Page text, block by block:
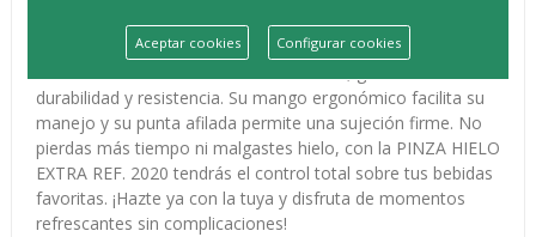
diseño elegante y funcional, esta pinza te permitirá añadir
hielo de forma precisa y segura a tus cócteles y refrescos.
durabilidad y resistencia. Su mango ergonómico facilita su
manejo y su punta afilada permite una sujeción firme. No
pierdas más tiempo ni malgastes hielo, con la PINZA HIELO
EXTRA REF. 2020 tendrás el control total sobre tus bebidas
favoritas. ¡Hazte ya con la tuya y disfruta de momentos
refrescantes sin complicaciones!
Aceptar cookies Configurar cookies